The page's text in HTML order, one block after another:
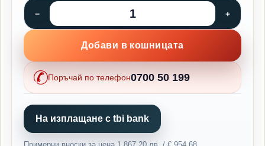
Добави в кошницата
Поръчай по телефон0700 50 199
На изплащане с tbi bank